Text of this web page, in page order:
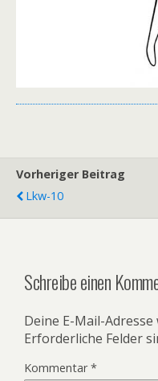
Vorheriger Beitrag
Lkw-10
Schreibe einen
Deine E-Mail-
Erforderliche Felder
Kommentar*